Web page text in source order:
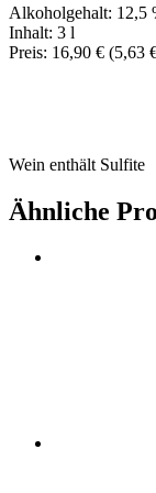
Alkoholgehalt: 12,5
Inhalt: 3 l
Preis: 16,90 € (5,63
Wein enthält Sulfite
Ähnliche